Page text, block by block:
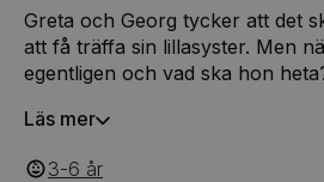
Greta och Georg tycker att det
att få träffa sin lillasyster. Men
egentligen och vad ska hon
femte medlem.
Läs mer
3-6 ‎‎ år